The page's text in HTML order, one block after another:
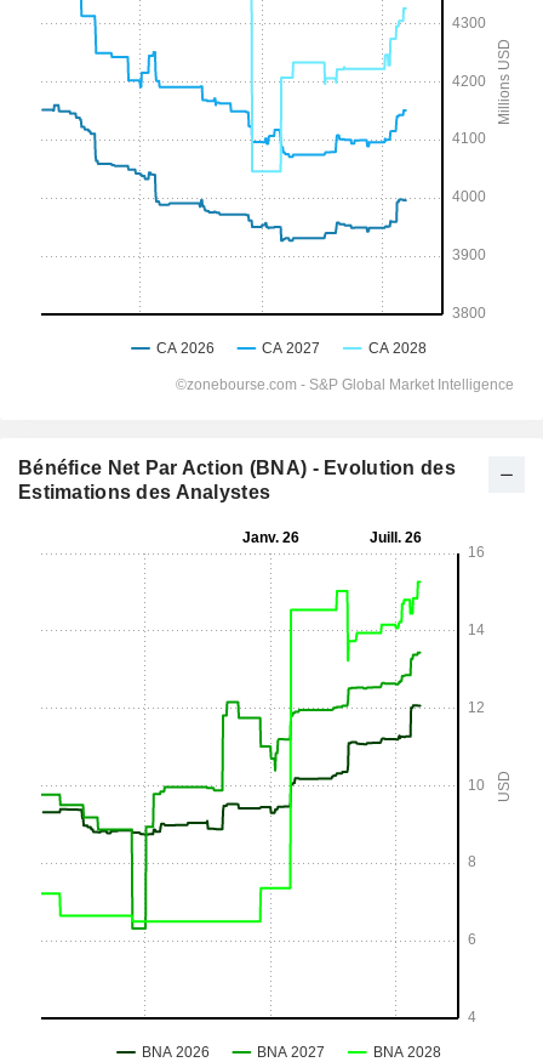
Bénéfice Net Par Action (BNA) - Evolution des
Estimations des Analystes